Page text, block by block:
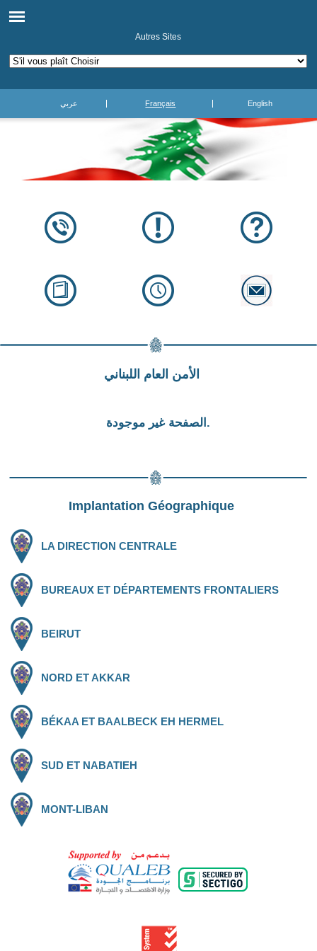
Autres Sites
عربي Français English
الأمن العام اللبناني
الصفحة غير موجودة.
Implantation Géographique
LA DIRECTION CENTRALE
BUREAUX ET DÉPARTEMENTS FRONTALIERS
BEIRUT
NORD ET AKKAR
BÉKAA ET BAALBECK EH HERMEL
SUD ET NABATIEH
MONT-LIBAN